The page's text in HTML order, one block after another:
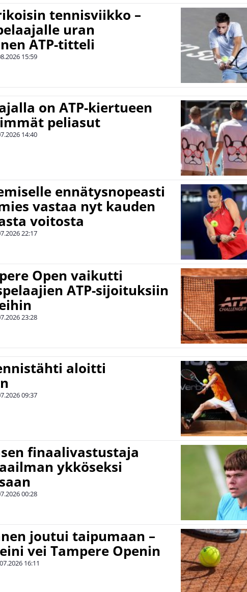
tennisviikko –
uran
ATP-titteli
15:59
on ATP-kiertueen
peliasut
14:40
ennätysnopeasti
vastaa nyt kauden
voitosta
22:17
Open vaikutti
ATP-sijoituksiin
23:28
aloitti
09:37
finaalivastustaja
ykköseksi
00:28
joutui taipumaan –
vei Tampere Openin
16:11